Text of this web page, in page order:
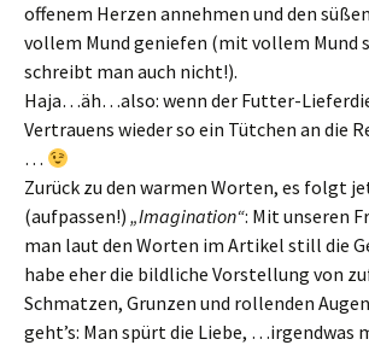
offenem Herzen annehmen und den
vollem Mund geniefen (mit vollem Mund
schreibt man auch nicht!).
Haja…äh…also: wenn der Futter-
Vertrauens wieder so ein Tütchen an die
…
Zurück zu den warmen Worten, es folgt
(aufpassen!) „Imagination“: Mit unseren
man laut den Worten im Artikel still die
habe eher die bildliche Vorstellung von
Schmatzen, Grunzen und rollenden
geht’s: Man spürt die Liebe, …irgendwas